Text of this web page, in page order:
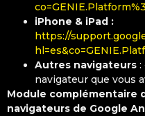
iPhone & iPad :
https://
Autres navigateurs :
navigateur que vous
Module complémentaire
navigateurs de Google